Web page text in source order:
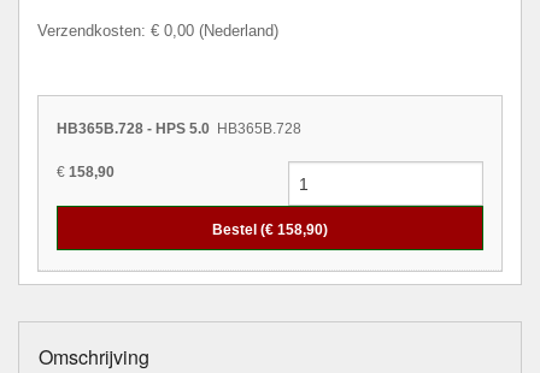
Verzendkosten: € 0,00 (Nederland)
HB365B.728 - HPS 5.0 HB365B.728
€ 158,90
Bestel (€ 158,90)
Omschrijving